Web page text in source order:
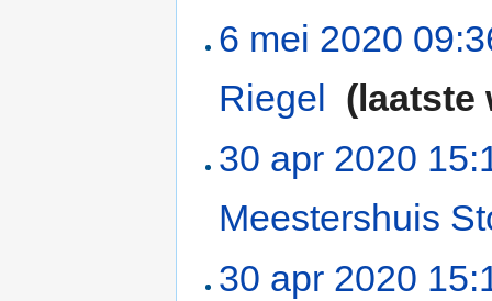
6 mei 2020
Riegel (laatste
30 apr 2020
Meestershuis
30 apr 2020